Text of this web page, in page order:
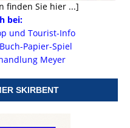
finden Sie hier ...]
bei:
und Tourist-Info
Papier-Spiel
Meyer
SKIRBENT